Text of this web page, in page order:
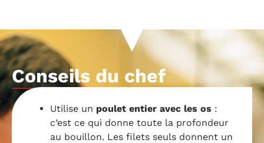
Conseils du chef
Utilise un poulet entier avec les os :
c’est ce qui donne toute la profondeur
au bouillon. Les filets seuls donnent un